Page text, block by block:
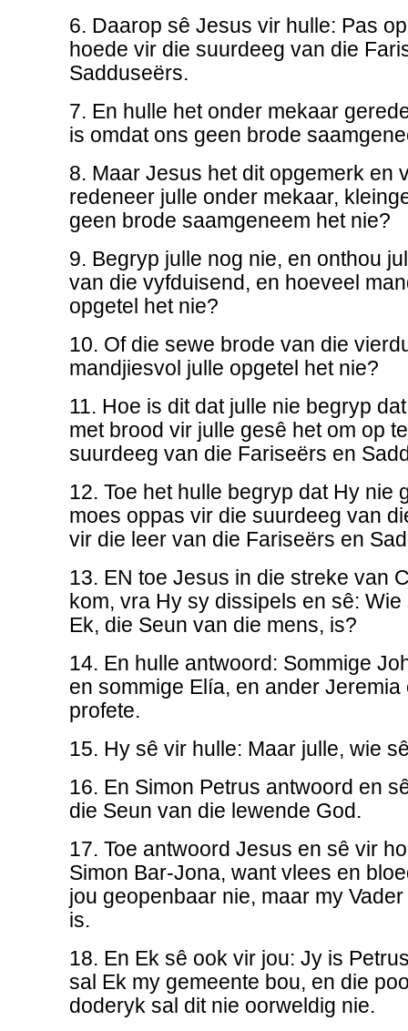
6. Daarop sê Jesus vir hulle: Pas
hoede vir die suurdeeg van die
Sadduseërs.
7. En hulle het onder mekaar
is omdat ons geen brode
8. Maar Jesus het dit opgemerk en
redeneer julle onder mekaar,
geen brode saamgeneem het nie?
9. Begryp julle nog nie, en onthou
van die vyfduisend, en hoeveel
opgetel het nie?
10. Of die sewe brode van die
mandjiesvol julle opgetel het nie?
11. Hoe is dit dat julle nie begryp
met brood vir julle gesê het om op
suurdeeg van die Fariseërs en
12. Toe het hulle begryp dat Hy nie
moes oppas vir die suurdeeg van
vir die leer van die Fariseërs en
13. EN toe Jesus in die streke van
kom, vra Hy sy dissipels en sê:
Ek, die Seun van die mens, is?
14. En hulle antwoord: Sommige
en sommige Elía, en ander Jeremia
profete.
15. Hy sê vir hulle: Maar julle, wie
16. En Simon Petrus antwoord en
die Seun van die lewende God.
17. Toe antwoord Jesus en sê vir
Simon Bar-Jona, want vlees en
jou geopenbaar nie, maar my
is.
18. En Ek sê ook vir jou: Jy is
sal Ek my gemeente bou, en die
doderyk sal dit nie oorweldig nie.